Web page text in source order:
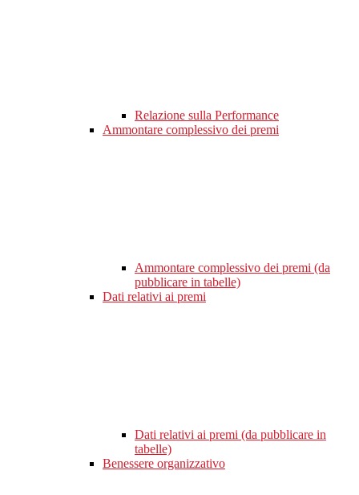
Relazione sulla Performance
Ammontare complessivo dei premi
Ammontare complessivo dei premi (da
pubblicare in tabelle)
Dati relativi ai premi
Dati relativi ai premi (da pubblicare in
tabelle)
Benessere organizzativo